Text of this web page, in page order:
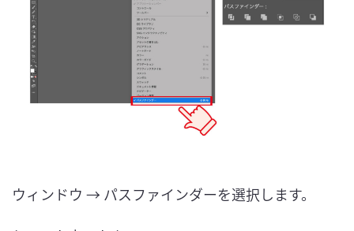
ウィンドウ → パスファインダーを選択します。